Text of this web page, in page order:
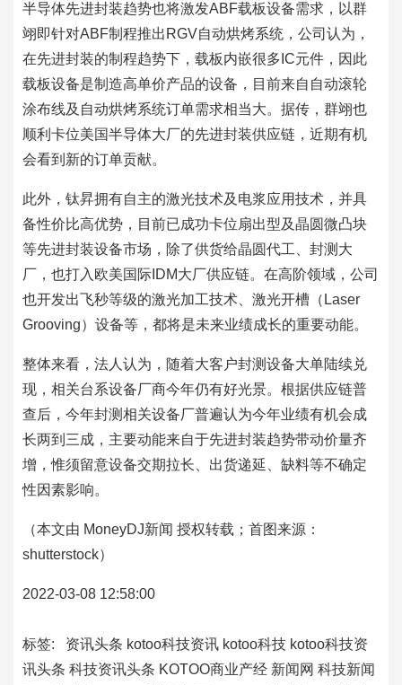
半导体先进封装趋势也将激发ABF载板设备需求，以群
翊即针对ABF制程推出RGV自动烘烤系统，公司认为，
在先进封装的制程趋势下，载板内嵌很多IC元件，因此
载板设备是制造高单价产品的设备，目前来自自动滚轮
涂布线及自动烘烤系统订单需求相当大。据传，群翊也
顺利卡位美国半导体大厂的先进封装供应链，近期有机
会看到新的订单贡献。
此外，钛昇拥有自主的激光技术及电浆应用技术，并具
备性价比高优势，目前已成功卡位扇出型及晶圆微凸块
等先进封装设备市场，除了供货给晶圆代工、封测大
厂，也打入欧美国际IDM大厂供应链。在高阶领域，公司
也开发出飞秒等级的激光加工技术、激光开槽（Laser
Grooving）设备等，都将是未来业绩成长的重要动能。
整体来看，法人认为，随着大客户封测设备大单陆续兑
现，相关台系设备厂商今年仍有好光景。根据供应链普
查后，今年封测相关设备厂普遍认为今年业绩有机会成
长两到三成，主要动能来自于先进封装趋势带动价量齐
增，惟须留意设备交期拉长、出货递延、缺料等不确定
性因素影响。
（本文由 MoneyDJ新闻 授权转载；首图来源：
shutterstock）
2022-03-08 12:58:00
标签: 资讯头条 kotoo科技资讯 kotoo科技 kotoo科技资
讯头条 科技资讯头条 KOTOO商业产经 新闻网 科技新闻